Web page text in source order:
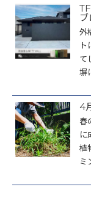
外
て
塀
4
春
に
植
ミ